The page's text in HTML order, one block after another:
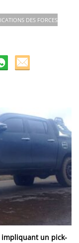
DES FORCES
impliquant un pick-